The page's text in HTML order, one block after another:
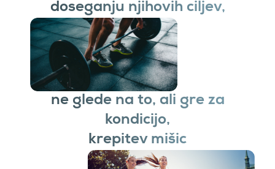
doseganju njihovih ciljev,
ne glede na to, ali gre za
kondicijo,
krepitev mišic